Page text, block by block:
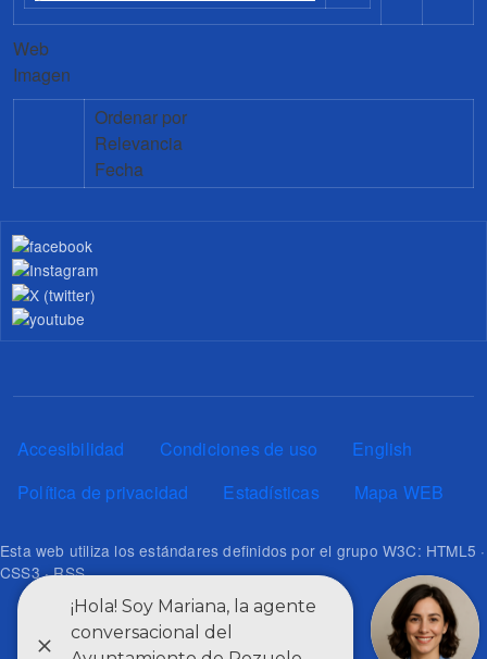
Web
Imagen
Ordenar por
Relevancia
Fecha
Pie de página
Accesibilidad Condiciones de uso
English
Política de privacidad
Estadísticas Mapa WEB
Esta web utiliza los estándares definidos por el grupo W3C: HTML5 ·
CSS3 · RSS